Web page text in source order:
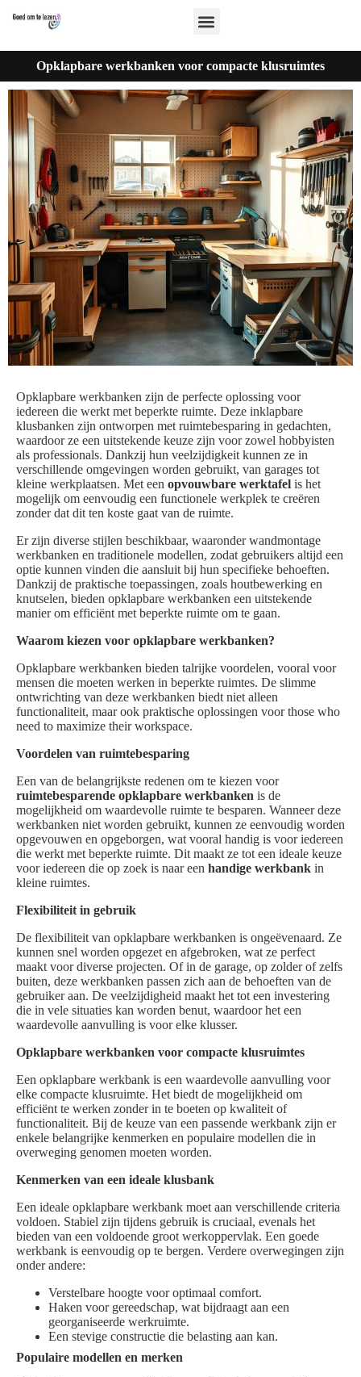
Opklapbare werkbanken voor compacte klusruimtes
Opklapbare werkbanken zijn de perfecte oplossing voor
iedereen die werkt met beperkte ruimte. Deze inklapbare
klusbanken zijn ontworpen met ruimtebesparing in gedachten,
waardoor ze een uitstekende keuze zijn voor zowel hobbyisten
als professionals. Dankzij hun veelzijdigkeit kunnen ze in
verschillende omgevingen worden gebruikt, van garages tot
kleine werkplaatsen. Met een opvouwbare werktafel is het
mogelijk om eenvoudig een functionele werkplek te creëren
zonder dat dit ten koste gaat van de ruimte.
Er zijn diverse stijlen beschikbaar, waaronder wandmontage
werkbanken en traditionele modellen, zodat gebruikers altijd een
optie kunnen vinden die aansluit bij hun specifieke behoeften.
Dankzij de praktische toepassingen, zoals houtbewerking en
knutselen, bieden opklapbare werkbanken een uitstekende
manier om efficiënt met beperkte ruimte om te gaan.
Waarom kiezen voor opklapbare werkbanken?
Opklapbare werkbanken bieden talrijke voordelen, vooral voor
mensen die moeten werken in beperkte ruimtes. De slimme
ontwrichting van deze werkbanken biedt niet alleen
functionaliteit, maar ook praktische oplossingen voor those who
need to maximize their workspace.
Voordelen van ruimtebesparing
Een van de belangrijkste redenen om te kiezen voor
ruimtebesparende opklapbare werkbanken is de
mogelijkheid om waardevolle ruimte te besparen. Wanneer deze
werkbanken niet worden gebruikt, kunnen ze eenvoudig worden
opgevouwen en opgeborgen, wat vooral handig is voor iedereen
die werkt met beperkte ruimte. Dit maakt ze tot een ideale keuze
voor iedereen die op zoek is naar een handige werkbank in
kleine ruimtes.
Flexibiliteit in gebruik
De flexibiliteit van opklapbare werkbanken is ongeëvenaard. Ze
kunnen snel worden opgezet en afgebroken, wat ze perfect
maakt voor diverse projecten. Of in de garage, op zolder of zelfs
buiten, deze werkbanken passen zich aan de behoeften van de
gebruiker aan. De veelzijdigheid maakt het tot een investering
die in vele situaties kan worden benut, waardoor het een
waardevolle aanvulling is voor elke klusser.
Opklapbare werkbanken voor compacte klusruimtes
Een opklapbare werkbank is een waardevolle aanvulling voor
elke compacte klusruimte. Het biedt de mogelijkheid om
efficiënt te werken zonder in te boeten op kwaliteit of
functionaliteit. Bij de keuze van een passende werkbank zijn er
enkele belangrijke kenmerken en populaire modellen die in
overweging genomen moeten worden.
Kenmerken van een ideale klusbank
Een ideale opklapbare werkbank moet aan verschillende criteria
voldoen. Stabiel zijn tijdens gebruik is cruciaal, evenals het
bieden van een voldoende groot werkoppervlak. Een goede
werkbank is eenvoudig op te bergen. Verdere overwegingen zijn
onder andere:
Verstelbare hoogte voor optimaal comfort.
Haken voor gereedschap, wat bijdraagt aan een
georganiseerde werkruimte.
Een stevige constructie die belasting aan kan.
Populaire modellen en merken